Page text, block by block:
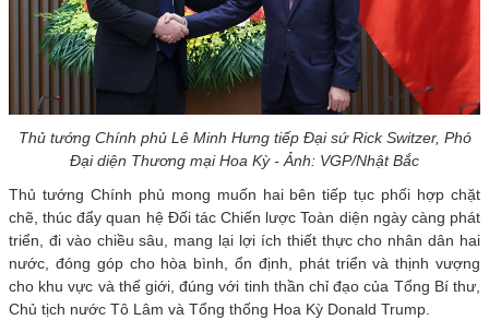
Thủ tướng Chính phủ Lê Minh Hưng tiếp Đại sứ Rick Switzer, Phó
Đại diện Thương mại Hoa Kỳ - Ảnh: VGP/Nhật Bắc
Thủ tướng Chính phủ mong muốn hai bên tiếp tục phối hợp chặt
chẽ, thúc đẩy quan hệ Đối tác Chiến lược Toàn diện ngày càng phát
triển, đi vào chiều sâu, mang lại lợi ích thiết thực cho nhân dân hai
nước, đóng góp cho hòa bình, ổn định, phát triển và thịnh vượng
cho khu vực và thế giới, đúng với tinh thần chỉ đạo của Tổng Bí thư,
Chủ tịch nước Tô Lâm và Tổng thống Hoa Kỳ Donald Trump.